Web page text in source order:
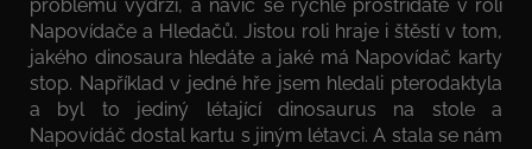
problému vydrží, a navíc se rychle prostřídáte v roli
Napovídače a Hledačů. Jistou roli hraje i štěstí v tom,
jakého dinosaura hledáte a jaké má Napovídač karty
stop. Například v jedné hře jsem hledali pterodaktyla
a byl to jediný létající dinosaurus na stole a
Napovídáč dostal kartu s jiným létavci. A stala se nám